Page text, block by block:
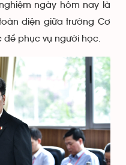
ngày hôm nay là
diện giữa trường Cơ
để phục vụ người học.